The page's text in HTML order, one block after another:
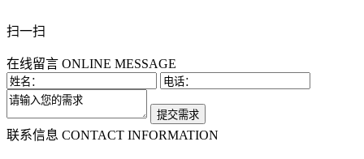
扫一扫
在线留言 ONLINE MESSAGE
联系信息 CONTACT INFORMATION